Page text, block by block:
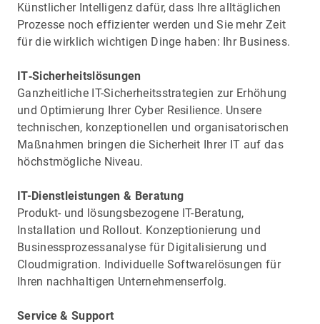
Künstlicher Intelligenz dafür, dass Ihre alltäglichen
Prozesse noch effizienter werden und Sie mehr Zeit
für die wirklich wichtigen Dinge haben: Ihr Business.
IT‑Sicherheitslösungen
Ganzheitliche IT-Sicherheitsstrategien zur Erhöhung
und Optimierung Ihrer Cyber Resilience. Unsere
technischen, konzeptionellen und organisatorischen
Maßnahmen bringen die Sicherheit Ihrer IT auf das
höchstmögliche Niveau.
IT-Dienstleistungen & Beratung
Produkt- und lösungsbezogene IT-Beratung,
Installation und Rollout. Konzeptionierung und
Businessprozessanalyse für Digitalisierung und
Cloudmigration. Individuelle Softwarelösungen für
Ihren nachhaltigen Unternehmenserfolg.
Service & Support